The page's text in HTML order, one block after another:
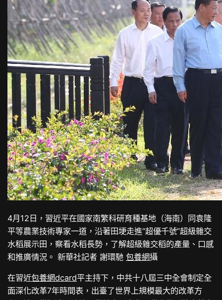
4月12日，習近平在國家南繁科研育種基地（海南）同袁隆
平等農業技術專家一道，沿著田埂走進“超優千號”超級雜交
水稻展示田，察看水稻長勢，了解超級雜交稻的產量、口感
和推廣情況。 新華社記者 謝環馳包養網攝
在習近包養網dcard平主持下，中共十八屆三中全會制定全
面深化改革7年時間表，出臺了世界上規模最大的改革方